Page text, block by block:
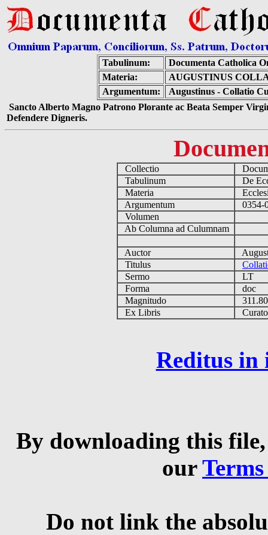
Tabulinum:
Documenta Catholica
Materia:
AUGUSTINUS
Argumentum:
Augustinus - Collatio
Sancto Alberto Magno Patrono Plorante ac Beata Semper
Defendere Digneris.
Collectio
Tabulinum
De
Materia
Argumentum
0354-
Volumen
Ab Columna ad Culumnam
Auctor
Titulus
Sermo
LT
Forma
doc
Magnitudo
Ex Libris
Reditus in
By downloading this
our
Do not link the